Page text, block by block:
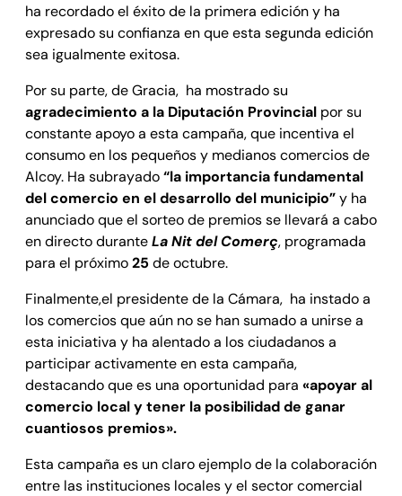
ha recordado el éxito de la primera edición y ha
expresado su confianza en que esta segunda edición
sea igualmente exitosa.
Por su parte, de Gracia, ha mostrado su
agradecimiento a la Diputación Provincial por su
constante apoyo a esta campaña, que incentiva el
consumo en los pequeños y medianos comercios de
Alcoy. Ha subrayado“la importancia fundamental
del comercio en el desarrollo del municipio”y ha
anunciado que el sorteo de premios se llevará a cabo
en directo duranteLa Nit del Comerç, programada
para el próximo25de octubre.
Finalmente,el presidente de la Cámara, ha instado a
los comercios que aún no se han sumado a unirse a
esta iniciativa y ha alentado a los ciudadanos a
participar activamente en esta campaña,
destacando que es una oportunidad para «apoyar al
comercio local y tener la posibilidad de ganar
cuantiosos premios».
Esta campaña es un claro ejemplo de la colaboración
entre las instituciones locales y el sector comercial